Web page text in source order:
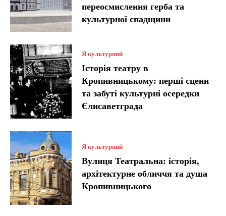
переосмислення герба та
культурної спадщини
Я культурний
Історія театру в
Кропивницькому: перші сцени
та забуті культурні осередки
Єлисаветграда
Я культурний
Вулиця Театральна: історія,
архітектурне обличчя та душа
Кропивницького